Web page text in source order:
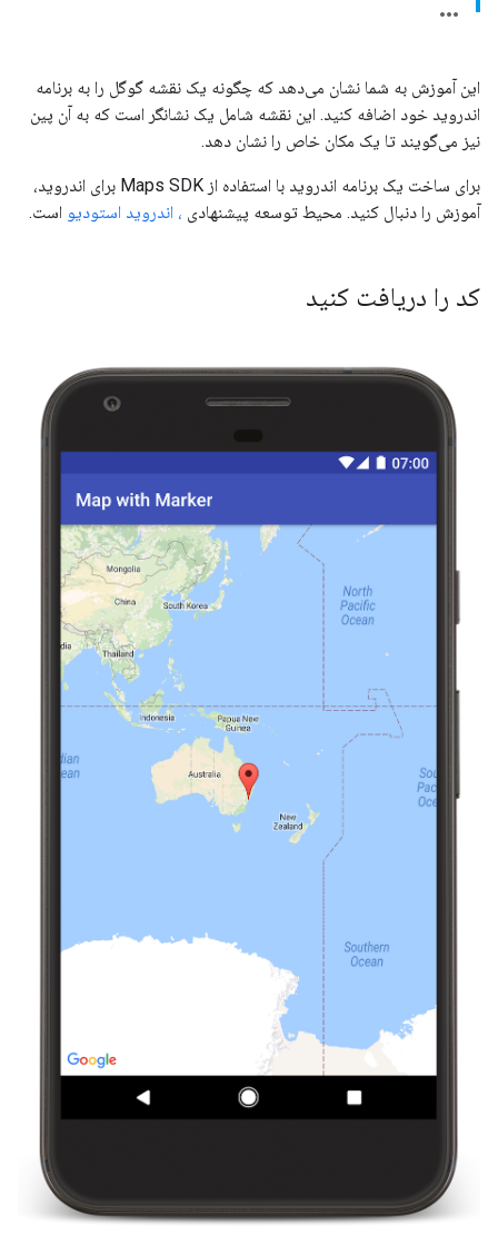
این آموزش به شما نشان می‌دهد که چگونه یک نقشه گوگل را به برنامه
اندروید خود اضافه کنید. این نقشه شامل یک نشانگر است که به آن پین
نیز می‌گویند تا یک مکان خاص را نشان دهد.
برای ساخت یک برنامه اندروید با استفاده از Maps SDK برای اندروید،
آموزش را دنبال کنید. محیط توسعه پیشنهادی ، اندروید استودیو است.
کد را دریافت کنید